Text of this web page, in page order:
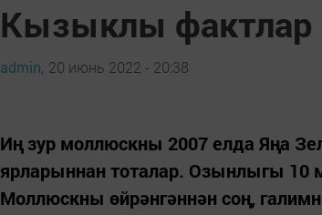
Кызыклы фактлар
admin, 20 июнь 2022 - 20:38
Иң зур моллюскны 2007 елда Яңа
ярларыннан тоталар. Озынлыгы 10
Моллюскны өйрәнгәннән соң,